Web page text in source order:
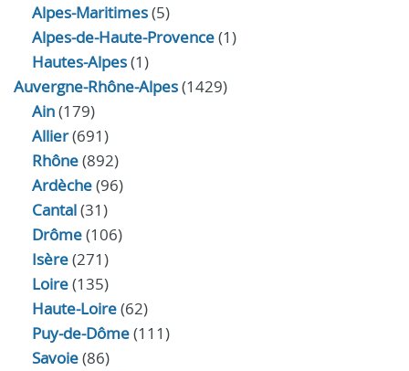
Alpes-Maritimes(5)
Alpes-de-Haute-Provence(1)
Hautes-Alpes(1)
Auvergne-Rhône-Alpes(1429)
Ain(179)
Allier(691)
Rhône(892)
Ardèche(96)
Cantal(31)
Drôme(106)
Isère(271)
Loire(135)
Haute-Loire(62)
Puy-de-Dôme(111)
Savoie(86)